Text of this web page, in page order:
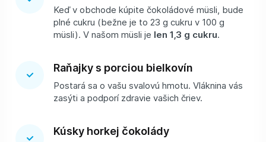
Keď v obchode kúpite čokoládové müsli, bude
plné cukru (bežne je to 23 g cukru v 100 g
müsli). V našom müsli je len 1,3 g cukru.
Raňajky s porciou bielkovín
Postará sa o vašu svalovú hmotu. Vláknina vás
zasýti a podporí zdravie vašich čriev.
Kúsky horkej čokolády